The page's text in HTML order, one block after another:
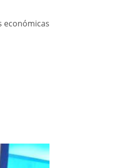
económicas